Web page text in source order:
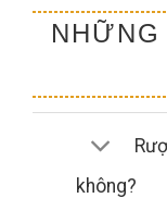
không?